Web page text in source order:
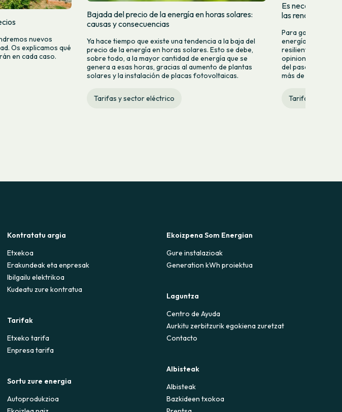
nuevos
Os explicamos qué
en cada caso.
Bajada del precio de la energía en horas solares:
causas y consecuencias
Ya hace tiempo que existe una tendencia a la baja del
precio de la energía en horas solares. Esto se debe,
sobre todo, a la mayor cantidad de energía que se
genera a esas horas, gracias al aumento de plantas
solares y la instalación de placas fotovoltaicas.
Tarifas y sector eléctrico
Es necesario
las renovables
Para garantizar
energía
resiliente,
opiniones y
del pasado lunes
más de quince
Tarifas y sector
Kontratatu argia
Etxekoa
Erakundeak eta enpresak
Ibilgailu elektrikoa
Kudeatu zure kontratua
Tarifak
Etxeko tarifa
Enpresa tarifa
Sortu zure energia
Autoprodukzioa
Ekoizpena Som Energian
Gure instalazioak
Generation kWh proiektua
Laguntza
Centro de Ayuda
Aurkitu zerbitzurik egokiena zuretzat
Contacto
Albisteak
Albisteak
Bazkideen txokoa